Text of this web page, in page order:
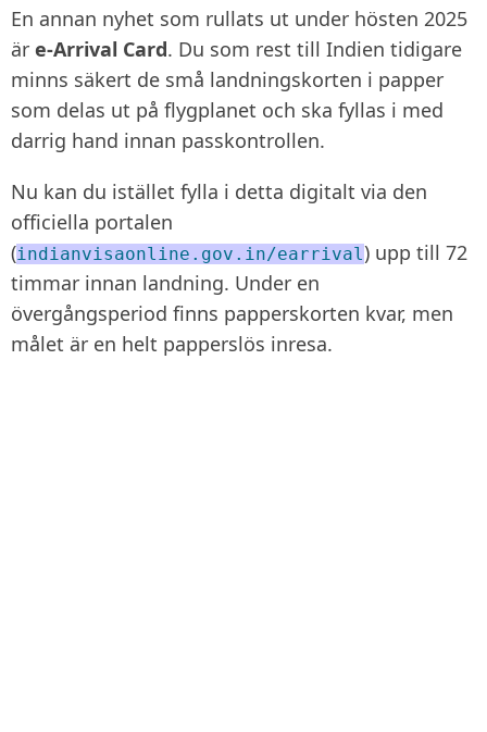
En annan nyhet som rullats ut under hösten 2025
är e-Arrival Card. Du som rest till Indien tidigare
minns säkert de små landningskorten i papper
som delas ut på flygplanet och ska fyllas i med
darrig hand innan passkontrollen.
Nu kan du istället fylla i detta digitalt via den
officiella portalen
(indianvisaonline.gov.in/earrival) upp till 72
timmar innan landning. Under en
övergångsperiod finns papperskorten kvar, men
målet är en helt papperslös inresa.